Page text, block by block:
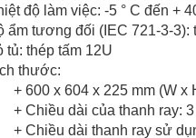
độ làm việc: -5 ° C đến +
ẩm tương đối (IEC 721-3-3):
tủ: thép tấm 12U
thước:
+ 600 x 604 x 225 mm (W x
+ Chiều dài của thanh ray:
+ Chiều dài thanh ray sử